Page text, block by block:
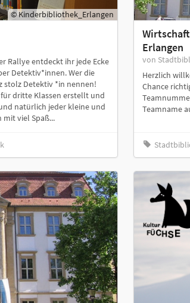
© Kinderbibliothek_Erlangen
Rallye entdeckt ihr jede Ecke
Detektiv*innen. Wer die
stolz Detektiv *in nennen!
dritte Klassen erstellt und
natürlich jeder kleine und
viel Spaß...
Erlangen
von
Herzlich
Chance
Teamname